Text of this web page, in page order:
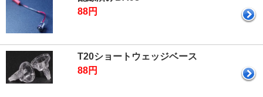
88円
T20ショートウェッジベース
88円